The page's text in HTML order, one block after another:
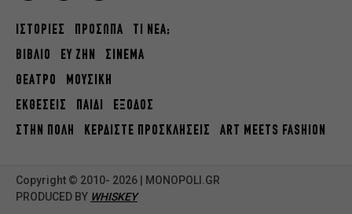
ΙΣΤΟΡΙΕΣ ΠΡΟΣΩΠΑ
ΤΙ ΝΕΑ;
ΒΙΒΛΙΟ
ΕΥ ΖΗΝ
ΣΙΝΕΜΑ
ΘΕΑΤΡΟ
ΜΟΥΣΙΚΗ
ΕΚΘΕΣΕΙΣ
ΠΑΙΔΙ
ΕΞΟΔΟΣ
ΣΤΗΝ ΠΟΛΗ
ΚΕΡΔΙΣΤΕ ΠΡΟΣΚΛΗΣΕΙΣ ART MEETS FASHION
Copyright © 2010- 2026 | MONOPOLI.GR
PRODUCED BY WHISKEY